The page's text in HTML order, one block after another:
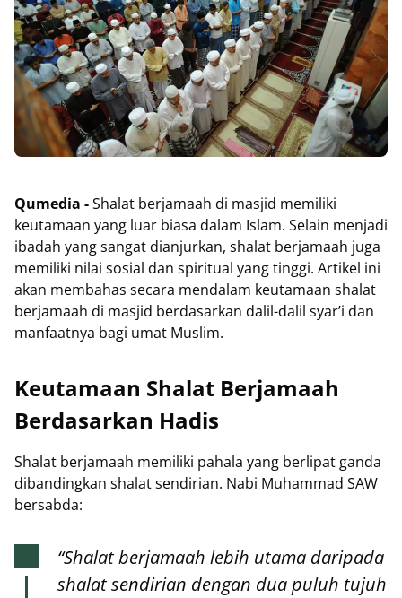
Qumedia -Shalat berjamaah di masjid memiliki
keutamaan yang luar biasa dalam Islam. Selain menjadi
ibadah yang sangat dianjurkan, shalat berjamaah juga
memiliki nilai sosial dan spiritual yang tinggi. Artikel ini
akan membahas secara mendalam keutamaan shalat
berjamaah di masjid berdasarkan dalil-dalil syar’i dan
manfaatnya bagi umat Muslim.
Keutamaan Shalat Berjamaah
Berdasarkan Hadis
Shalat berjamaah memiliki pahala yang berlipat ganda
dibandingkan shalat sendirian. Nabi Muhammad SAW
bersabda:
“Shalat berjamaah lebih utama daripada
shalat sendirian dengan dua puluh tujuh